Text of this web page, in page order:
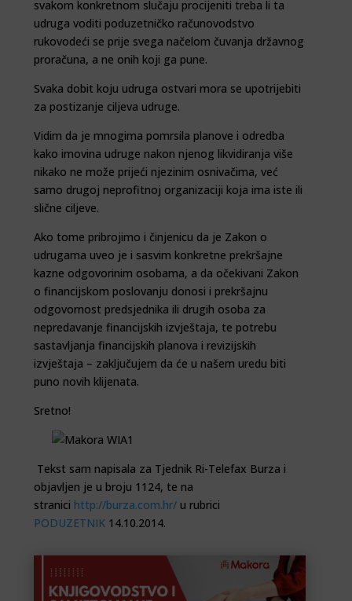
svakom konkretnom slučaju procijeniti treba li ta
udruga voditi poduzetničko računovodstvo
rukovodeći se prije svega načelom čuvanja državnog
proračuna, a ne onih koji ga pune.
Svaka dobit koju udruga ostvari mora se upotrijebiti
za postizanje ciljeva udruge.
Vidim da je mnogima pomrsila planove i odredba
kako imovina udruge nakon njenog likvidiranja više
nikako ne može prijeći njezinim osnivačima, već
samo drugoj neprofitnoj organizaciji koja ima iste ili
slične ciljeve.
Ako tome pribrojimo i činjenicu da je Zakon o
udrugama uveo je i sasvim konkretne prekršajne
kazne odgovorinim osobama, a da očekivani Zakon
o financijskom poslovanju donosi i prekršajnu
odgovornost predsjednika ili drugih osoba za
nepredavanje financijskih izvještaja, te potrebu
sastavljanja financijskih planova i revizijskih
izvještaja – zaključujem da će u našem uredu biti
puno novih klijenata.
Sretno!
Tekst sam napisala za Tjednik Ri-Telefax Burza i
objavljen je u broju 1124, te na
stranici http://burza.com.hr/ u rubrici
PODUZETNIK 14.10.2014.